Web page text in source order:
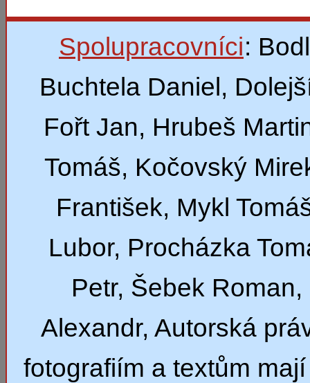
Spolupracovníci:
Buchtela Daniel,
Fořt Jan, Hrubeš
Tomáš, Kočovský
František, Mykl
Lubor, Procházka
Petr, Šebek
Alexandr, Autorská
fotografiím a textům